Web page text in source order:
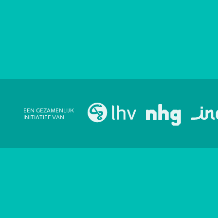
EEN GEZAMENLIJK
INITIATIEF VAN